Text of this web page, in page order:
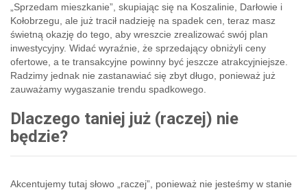
„Sprzedam mieszkanie”, skupiając się na Koszalinie, Darłowie i
Kołobrzegu, ale już tracił nadzieję na spadek cen, teraz masz
świetną okazję do tego, aby wreszcie zrealizować swój plan
inwestycyjny. Widać wyraźnie, że sprzedający obniżyli ceny
ofertowe, a te transakcyjne powinny być jeszcze atrakcyjniejsze.
Radzimy jednak nie zastanawiać się zbyt długo, ponieważ już
zauważamy wygaszanie trendu spadkowego.
Dlaczego taniej już (raczej) nie
będzie?
Akcentujemy tutaj słowo „raczej”, ponieważ nie jesteśmy w stanie